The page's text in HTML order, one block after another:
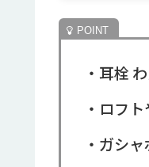
・耳栓
・ロフ
・ガシ